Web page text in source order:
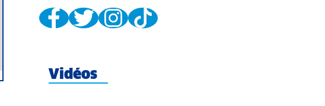
Vidéos